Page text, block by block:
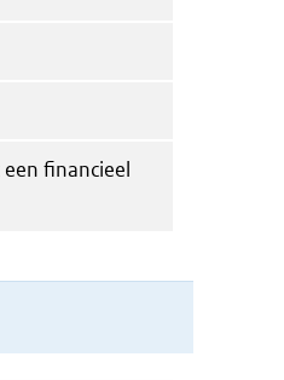
financieel